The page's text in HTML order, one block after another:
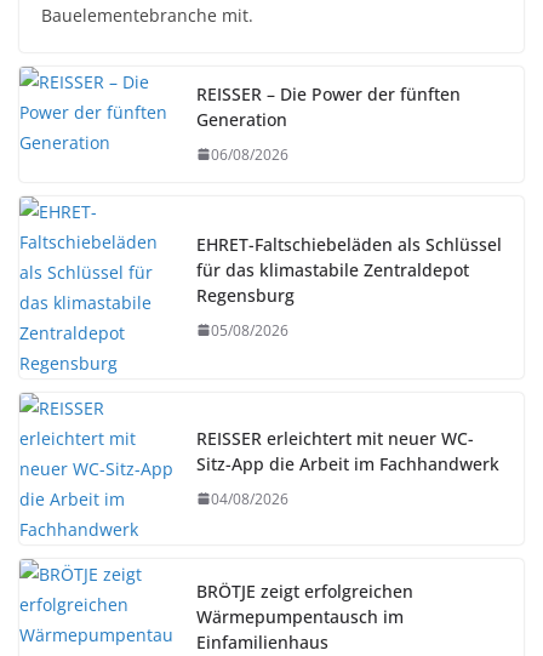
Bauelementebranche mit.
REISSER – Die Power der fünften
Generation
06/08/2026
EHRET-Faltschiebeläden als Schlüssel
für das klimastabile Zentraldepot
Regensburg
05/08/2026
REISSER erleichtert mit neuer WC-
Sitz-App die Arbeit im Fachhandwerk
04/08/2026
BRÖTJE zeigt erfolgreichen
Wärmepumpentausch im
Einfamilienhaus